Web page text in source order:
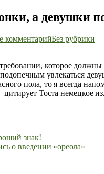
а девушки
комментарийФранц
делом
–
гонки,
а
Без рубрики
которое
увлекаться
пола, то я всегда
Тоста немецкое
знак!
о введении «ореола»